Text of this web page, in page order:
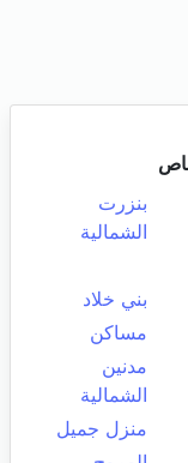
بنزرت
الشمالية
بني خلاد
مساكن
مدنين
الشمالية
منزل جميل